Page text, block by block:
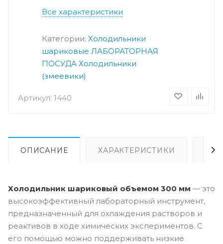
Артикул: 1440
Все характеристики
Категории: Холодильники
шариковые ЛАБОРАТОРНАЯ
ПОСУДА Холодильники
(змеевики)
ОПИСАНИЕ ХАРАКТЕРИСТИКИ
Холодильник шариковый объемом 300 мм — это
высокоэффективный лабораторный инструмент,
предназначенный для охлаждения растворов и
реактивов в ходе химических экспериментов. С
его помощью можно поддерживать низкие